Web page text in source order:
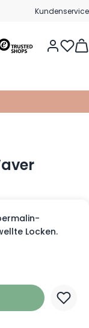
Kundenservice
Locken.